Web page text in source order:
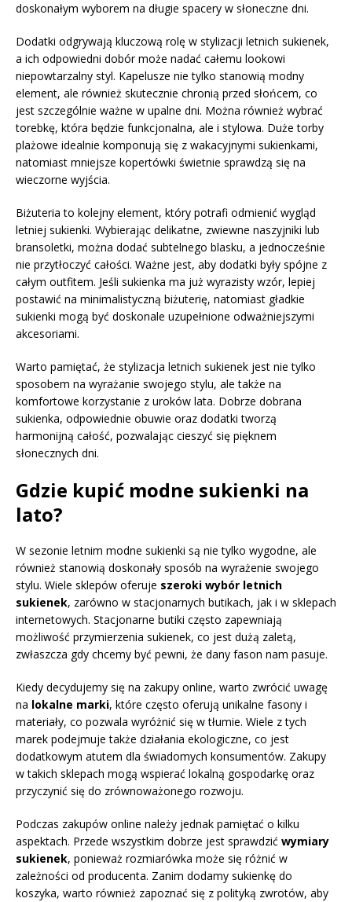
doskonałym wyborem na długie spacery w słoneczne dni.
Dodatki odgrywają kluczową rolę w stylizacji letnich sukienek,
a ich odpowiedni dobór może nadać całemu lookowi
niepowtarzalny styl. Kapelusze nie tylko stanowią modny
element, ale również skutecznie chronią przed słońcem, co
jest szczególnie ważne w upalne dni. Można również wybrać
torebkę, która będzie funkcjonalna, ale i stylowa. Duże torby
plażowe idealnie komponują się z wakacyjnymi sukienkami,
natomiast mniejsze kopertówki świetnie sprawdzą się na
wieczorne wyjścia.
Biżuteria to kolejny element, który potrafi odmienić wygląd
letniej sukienki. Wybierając delikatne, zwiewne naszyjniki lub
bransoletki, można dodać subtelnego blasku, a jednocześnie
nie przytłoczyć całości. Ważne jest, aby dodatki były spójne z
całym outfitem. Jeśli sukienka ma już wyrazisty wzór, lepiej
postawić na minimalistyczną biżuterię, natomiast gładkie
sukienki mogą być doskonale uzupełnione odważniejszymi
akcesoriami.
Warto pamiętać, że stylizacja letnich sukienek jest nie tylko
sposobem na wyrażanie swojego stylu, ale także na
komfortowe korzystanie z uroków lata. Dobrze dobrana
sukienka, odpowiednie obuwie oraz dodatki tworzą
harmonijną całość, pozwalając cieszyć się pięknem
słonecznych dni.
Gdzie kupić modne sukienki na
lato?
W sezonie letnim modne sukienki są nie tylko wygodne, ale
również stanowią doskonały sposób na wyrażenie swojego
stylu. Wiele sklepów oferuje szeroki wybór letnich
sukienek, zarówno w stacjonarnych butikach, jak i w sklepach
internetowych. Stacjonarne butiki często zapewniają
możliwość przymierzenia sukienek, co jest dużą zaletą,
zwłaszcza gdy chcemy być pewni, że dany fason nam pasuje.
Kiedy decydujemy się na zakupy online, warto zwrócić uwagę
na lokalne marki, które często oferują unikalne fasony i
materiały, co pozwala wyróżnić się w tłumie. Wiele z tych
marek podejmuje także działania ekologiczne, co jest
dodatkowym atutem dla świadomych konsumentów. Zakupy
w takich sklepach mogą wspierać lokalną gospodarkę oraz
przyczynić się do zrównoważonego rozwoju.
Podczas zakupów online należy jednak pamiętać o kilku
aspektach. Przede wszystkim dobrze jest sprawdzić wymiary
sukienek, ponieważ rozmiarówka może się różnić w
zależności od producenta. Zanim dodamy sukienkę do
koszyka, warto również zapoznać się z polityką zwrotów, aby